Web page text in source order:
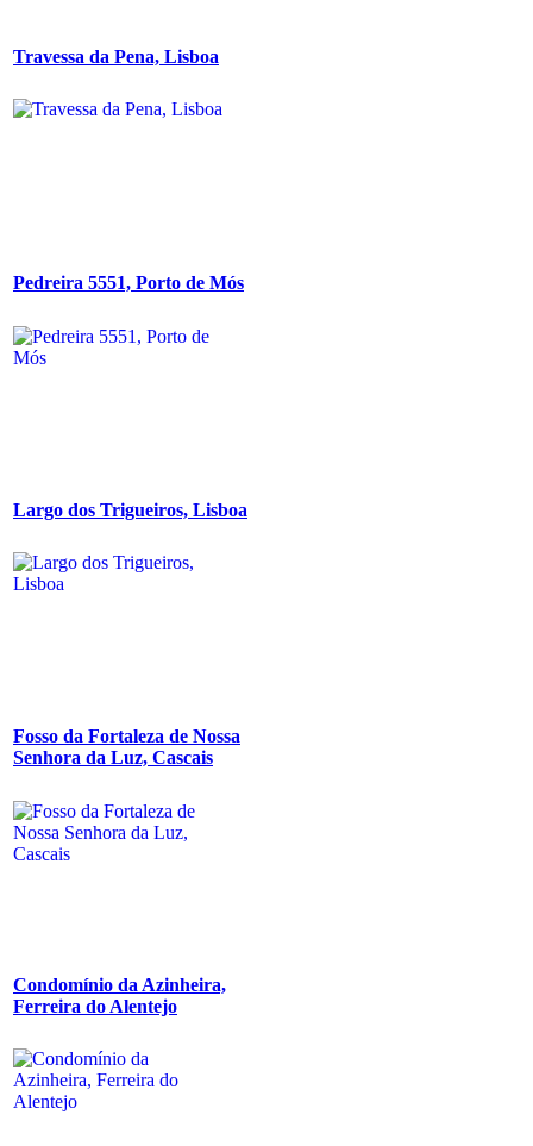
Travessa da Pena, Lisboa
Pedreira 5551, Porto de Mós
Largo dos Trigueiros, Lisboa
Fosso da Fortaleza de Nossa
Senhora da Luz, Cascais
Condomínio da Azinheira,
Ferreira do Alentejo